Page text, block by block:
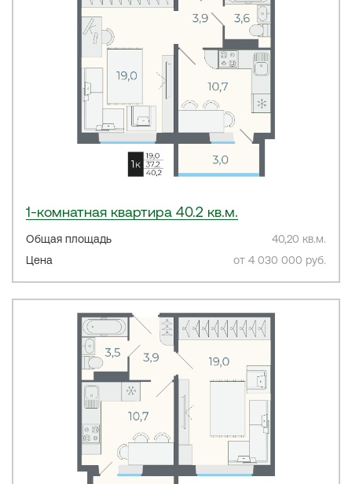
1-комнатная квартира 40.2 кв.м.
Общая площадь
40,20 кв.м.
Цена
от 4 030 000 руб.